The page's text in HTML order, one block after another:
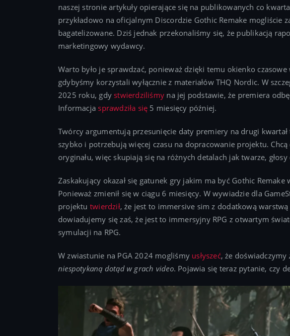
naszej stronie artykuły opierające się na publikowanych co
przykładowo na oficjalnym Discordzie Gothic Remake mogliście
bagatelizowane. Dziś jednak przekonaliśmy się, że publikacją
marketingowy wydawcy.
Warto było je sprawdzać, ponieważ dzięki temu okienko
gdybyśmy korzystali wyłącznie z materiałów THQ Nordic. W
2025 roku, gdystwierdziliśmy na jej podstawie, że premiera
Informacjasprawdziła się 5 miesięcy później.
Twórcy argumentują przesunięcie daty premiery na drugi
szybko i potrzebują więcej czasu na dopracowanie projektu.
oryginału, więc skupiają się na różnych detalach jak twarze,
Zaskakujący okazał się gatunek gry jakim ma być Gothic Remake
Ponieważ zmienił się w ciągu 6 miesięcy. W wywiadzie dla
projektu twierdził, że jest to immersive sim z dodatkową warstwą
dowiadujemy się zaś, że jest to immersyjny RPG z otwartym
symulacji na RPG.
W zwiastunie na PGA 2024 mogliśmy usłyszeć, że doświadczymy
niespotykaną dotąd w grach video. Pojawia się teraz pytanie, czy